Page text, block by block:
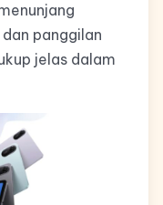
panggilan
jelas dalam